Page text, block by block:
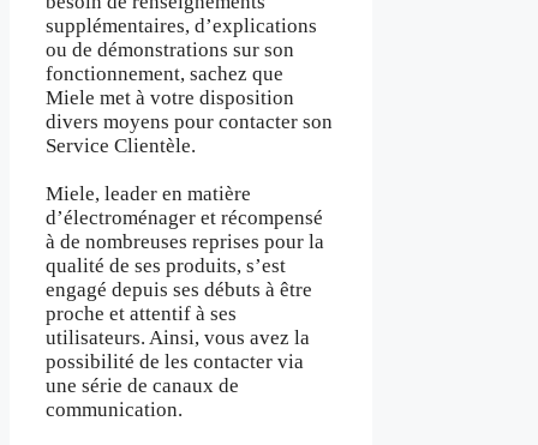
supplémentaires, d’explications
ou de démonstrations sur son
fonctionnement, sachez que
Miele met à votre disposition
divers moyens pour contacter son
Service Clientèle.
Miele, leader en matière
d’électroménager et récompensé
à de nombreuses reprises pour la
qualité de ses produits, s’est
engagé depuis ses débuts à être
proche et attentif à ses
utilisateurs. Ainsi, vous avez la
possibilité de les contacter via
une série de canaux de
communication.